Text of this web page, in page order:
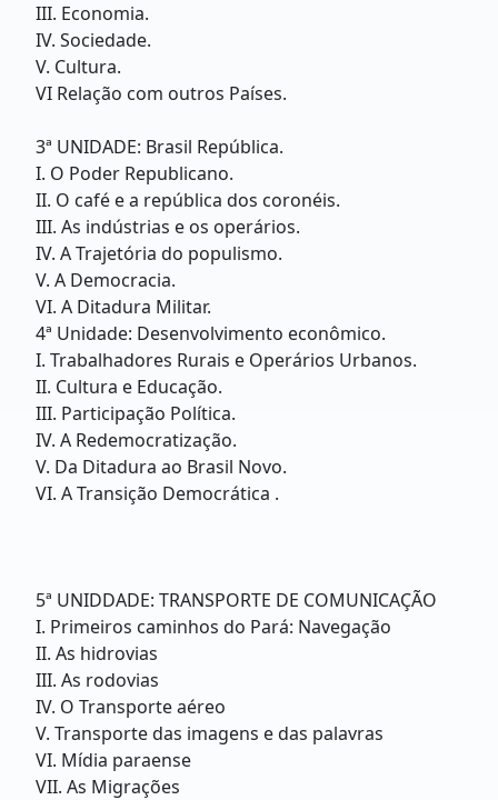
III. Economia.
IV. Sociedade.
V. Cultura.
VI Relação com outros Países.
3ª UNIDADE: Brasil República.
I. O Poder Republicano.
II. O café e a república dos coronéis.
III. As indústrias e os operários.
IV. A Trajetória do populismo.
V. A Democracia.
VI. A Ditadura Militar.
4ª Unidade: Desenvolvimento econômico.
I. Trabalhadores Rurais e Operários Urbanos.
II. Cultura e Educação.
III. Participação Política.
IV. A Redemocratização.
V. Da Ditadura ao Brasil Novo.
VI. A Transição Democrática .
5ª UNIDDADE: TRANSPORTE DE COMUNICAÇÃO
I. Primeiros caminhos do Pará: Navegação
II. As hidrovias
III. As rodovias
IV. O Transporte aéreo
V. Transporte das imagens e das palavras
VI. Mídia paraense
VII. As Migrações